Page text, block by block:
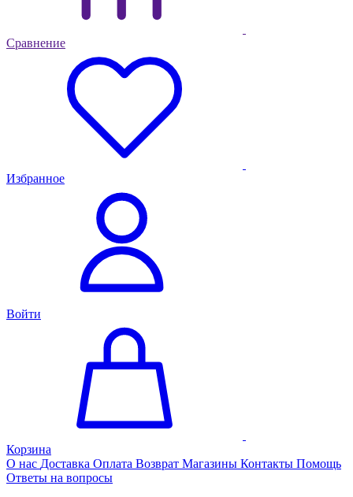
Сравнение
Избранное
Войти
Корзина
О нас Доставка Оплата Возврат Магазины Контакты Помощь
Ответы на вопросы